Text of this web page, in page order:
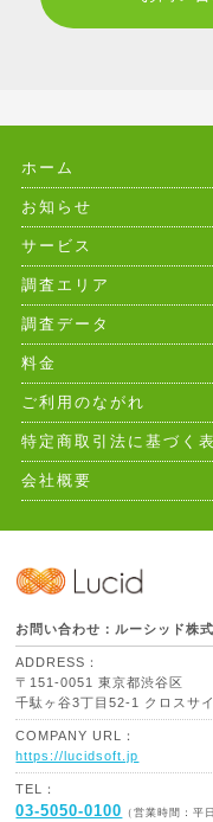
ホーム
お知らせ
サービス
調査エリア
調査データ
料金
ご利用のながれ
特定商取引法に基づく
会社概要
お問い合わせ：ルーシッド株
ADDRESS：
〒151-0051 東京都渋谷区
千駄ヶ谷3丁目52-1 クロスサ
COMPANY URL：
https://lucidsoft.jp
TEL：
03-5050-0100 （営業時間：平